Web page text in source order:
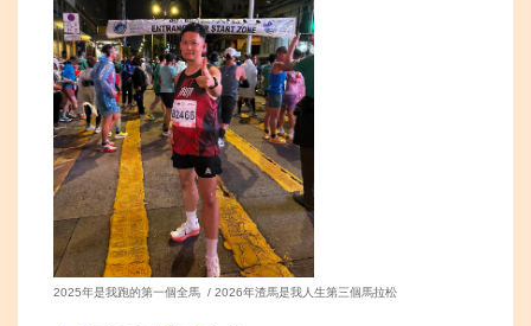
2025年是我跑的第一個全馬 / 2026年渣馬是我人生第三個馬拉松